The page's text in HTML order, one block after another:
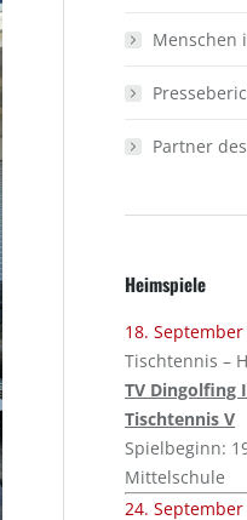
Menschen
Partner
Heimspiele
18. September
Tischtennis –
TV Dingolfing
Tischtennis V
Spielbeginn:
Mittelschule
24. September